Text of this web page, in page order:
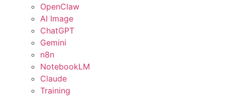
OpenClaw
AI Image
ChatGPT
Gemini
n8n
NotebookLM
Claude
Training